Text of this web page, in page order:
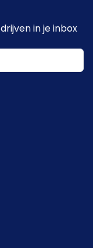
in je inbox